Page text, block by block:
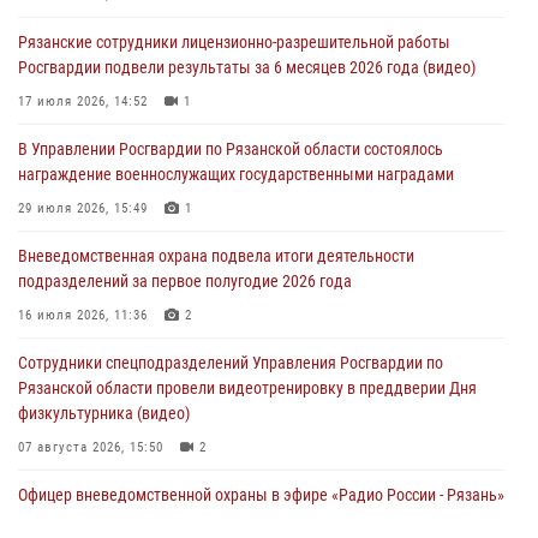
В Управлении Росгвардии по Рязанской области состоялось
награждение военнослужащих государственными наградами
Рязанским росгвардейцам провели лекции о Крещении Руси
28 июля 2026, 09:22 1
При силовой поддержке ОМОН житель Касимовского округа лишён
гражданства Российской Федерации за нарушение
законодательства
Рязанские сотрудники лицензионно-разрешительной работы
Росгвардии подвели результаты за 6 месяцев 2026 года (видео)
17 июля 2026, 14:52 1
В Управлении Росгвардии по Рязанской области состоялось
награждение военнослужащих государственными наградами
29 июля 2026, 15:49 1
Вневедомственная охрана подвела итоги деятельности
подразделений за первое полугодие 2026 года
16 июля 2026, 11:36 2
Сотрудники спецподразделений Управления Росгвардии по
Рязанской области провели видеотренировку в преддверии Дня
физкультурника (видео)
07 августа 2026, 15:50 2
Офицер вневедомственной охраны в эфире «Радио России - Рязань»